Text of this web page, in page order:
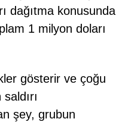
dağıtma konusunda
1 milyon doları
gösterir ve çoğu
şey, grubun